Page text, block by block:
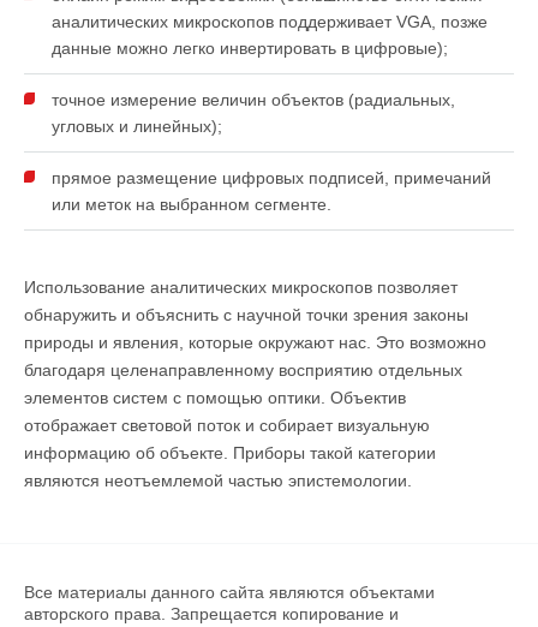
аналитических микроскопов поддерживает VGA, позже
данные можно легко инвертировать в цифровые);
точное измерение величин объектов (радиальных,
угловых и линейных);
прямое размещение цифровых подписей, примечаний
или меток на выбранном сегменте.
Использование аналитических микроскопов позволяет
обнаружить и объяснить с научной точки зрения законы
природы и явления, которые окружают нас. Это возможно
благодаря целенаправленному восприятию отдельных
элементов систем с помощью оптики. Объектив
отображает световой поток и собирает визуальную
информацию об объекте. Приборы такой категории
являются неотъемлемой частью эпистемологии.
Все материалы данного сайта являются объектами
авторского права. Запрещается копирование и